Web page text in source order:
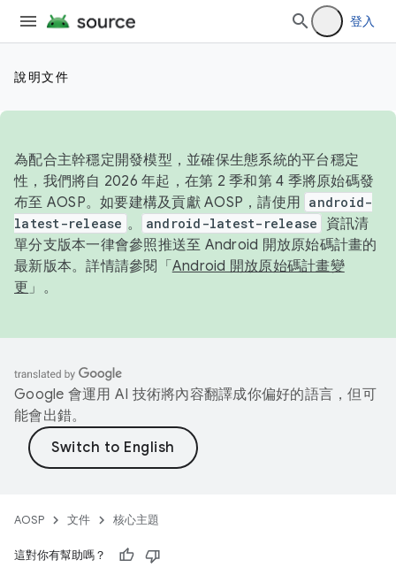
登入
說明文件
為配合主幹穩定開發模型，並確保生態系統的平台穩定
性，我們將自 2026 年起，在第 2 季和第 4 季將原始碼發
布至 AOSP。如要建構及貢獻 AOSP，請使用 android-
latest-release 。 android-latest-release
資訊清
單分支版本一律會參照推送至 Android 開放原始碼計畫的
最新版本。詳情請參閱「 Android 開放原始碼計畫變
更 」。
Google 會運用 AI 技術將內容翻譯成你偏好的語言，但可
能會出錯。
AOSP 文件 核心主題
這對你有幫助嗎？